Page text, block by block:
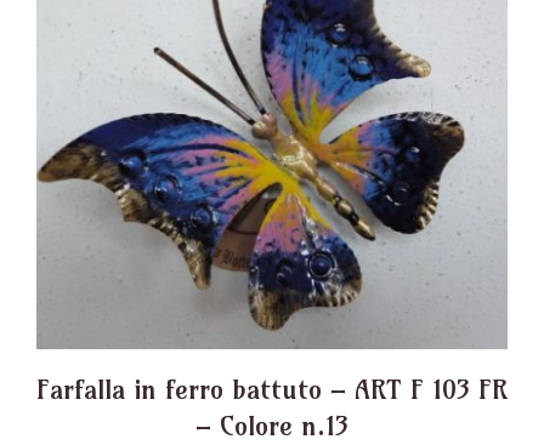
Farfalla in ferro battuto – ART F 103 FR
– Colore n.13